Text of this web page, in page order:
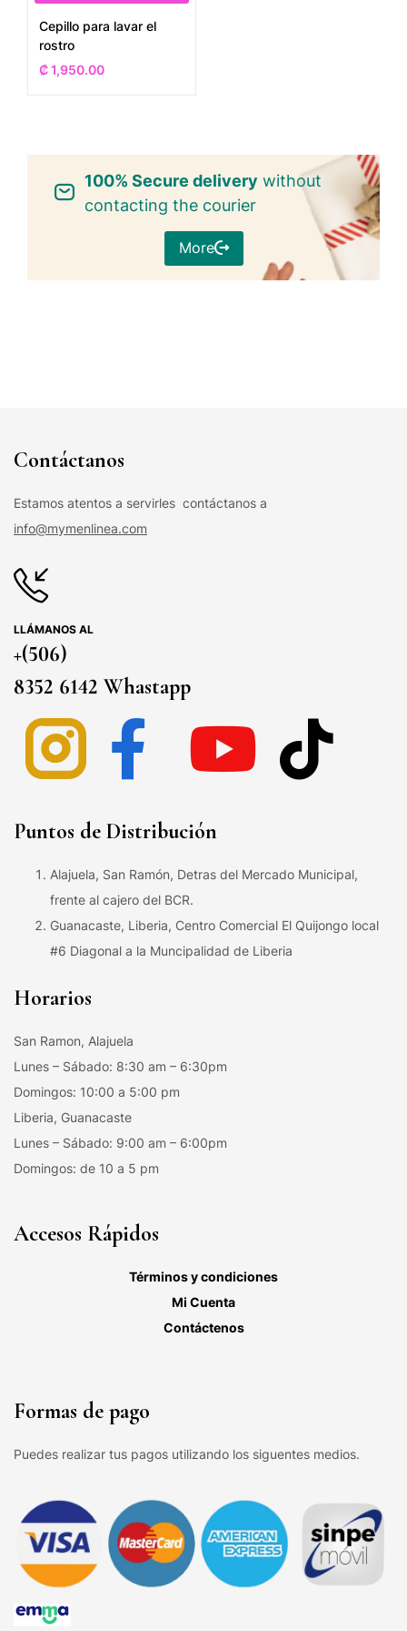
Cepillo para lavar el
rostro
₡1,950.00
100% Secure delivery without
contacting the courier
More
Contáctanos
Estamos atentos a servirles contáctanos a
info@mymenlinea.com
LLÁMANOS AL
+(506)
8352 6142 Whastapp
Puntos de Distribución
Alajuela, San Ramón, Detras del Mercado Municipal,
frente al cajero del BCR.
Guanacaste, Liberia, Centro Comercial El Quijongo local
#6 Diagonal a la Muncipalidad de Liberia
Horarios
San Ramon, Alajuela
Lunes – Sábado: 8:30 am – 6:30pm
Domingos: 10:00 a 5:00 pm
Liberia, Guanacaste
Lunes – Sábado: 9:00 am – 6:00pm
Domingos: de 10 a 5 pm
Accesos Rápidos
Términos y condiciones
Mi Cuenta
Contáctenos
Formas de pago
Puedes realizar tus pagos utilizando los siguentes medios.